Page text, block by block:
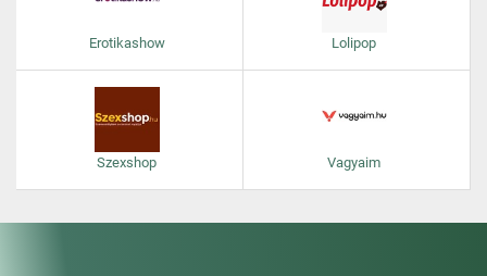
Erotikashow Lolipop
Szexshop Vagyaim